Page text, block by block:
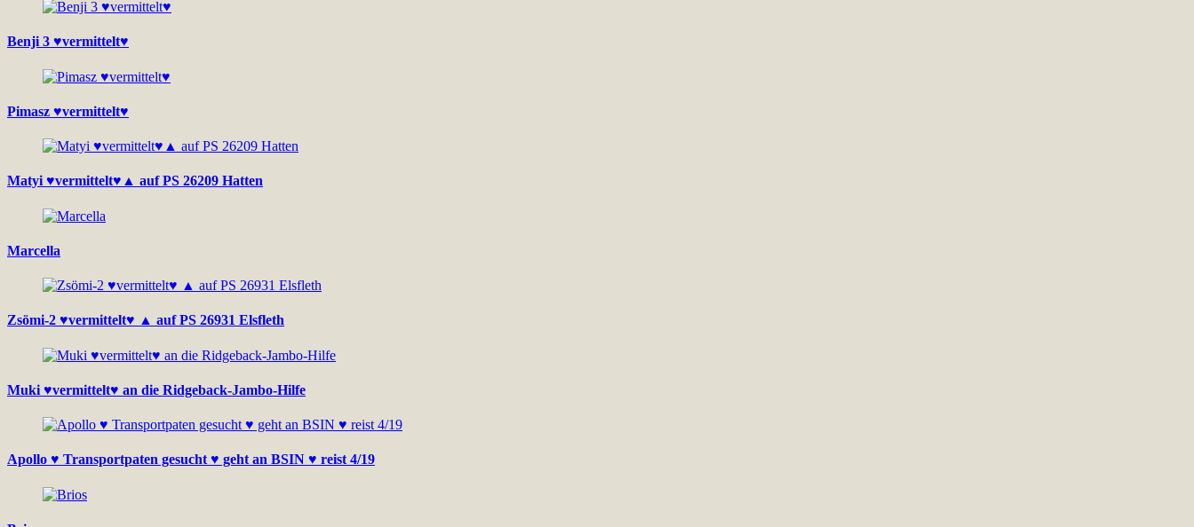
Benji 3 ♥vermittelt♥
Pimasz ♥vermittelt♥
Matyi ♥vermittelt♥▲ auf PS 26209 Hatten
Marcella
Zsömi-2 ♥vermittelt♥ ▲ auf PS 26931 Elsfleth
Muki ♥vermittelt♥ an die Ridgeback-Jambo-Hilfe
Apollo ♥ Transportpaten gesucht ♥ geht an BSIN ♥ reist 4/19